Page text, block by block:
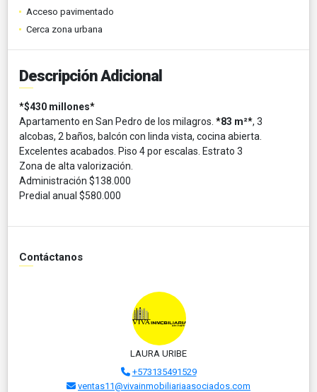
Acceso pavimentado
Cerca zona urbana
Descripción Adicional
*$430 millones*
Apartamento en San Pedro de los milagros. *83 m²*, 3
alcobas, 2 baños, balcón con linda vista, cocina abierta.
Excelentes acabados. Piso 4 por escalas. Estrato 3
Zona de alta valorización.
Administración $138.000
Predial anual $580.000
Contáctanos
LAURA URIBE
+573135491529
ventas11@vivainmobiliariaasociados.com